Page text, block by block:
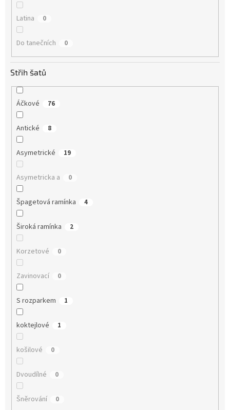
Latina 0
Do tanečních 0
Střih šatů
Áčkové 76
Antické 8
Asymetrické 19
Asymetricka a 0
Špagetová ramínka 4
Široká ramínka 2
Korzetové 0
Zavinovací 0
S rozparkem 1
koktejlové 1
košilové 0
Dvoudílné 0
Šněrování 0